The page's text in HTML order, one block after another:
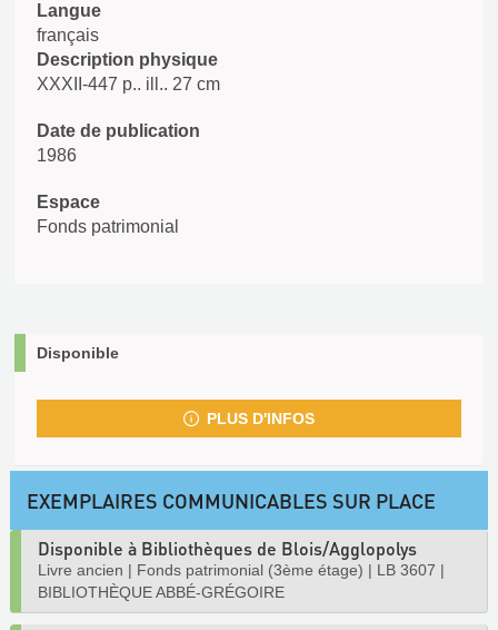
Langue
français
Description physique
XXXII-447 p.. ill.. 27 cm
Date de publication
1986
Espace
Fonds patrimonial
Disponible
PLUS D'INFOS
EXEMPLAIRES COMMUNICABLES SUR PLACE
Disponible à Bibliothèques de Blois/Agglopolys
Livre ancien | Fonds patrimonial (3ème étage) | LB 3607 |
BIBLIOTHÈQUE ABBÉ-GRÉGOIRE